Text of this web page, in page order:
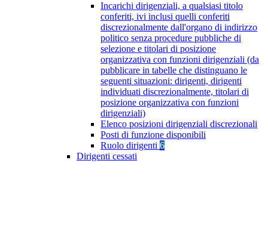
Incarichi dirigenziali, a qualsiasi titolo
conferiti, ivi inclusi quelli conferiti
discrezionalmente dall'organo di indirizzo
politico senza procedure pubbliche di
selezione e titolari di posizione
organizzativa con funzioni dirigenziali (da
pubblicare in tabelle che distinguano le
seguenti situazioni: dirigenti, dirigenti
individuati discrezionalmente, titolari di
posizione organizzativa con funzioni
dirigenziali)
Elenco posizioni dirigenziali discrezionali
Posti di funzione disponibili
Ruolo dirigenti 6
Dirigenti cessati